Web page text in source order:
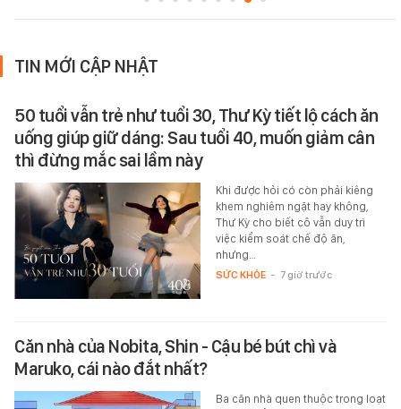
TIN MỚI CẬP NHẬT
50 tuổi vẫn trẻ như tuổi 30, Thư Kỳ tiết lộ cách ăn
uống giúp giữ dáng: Sau tuổi 40, muốn giảm cân
thì đừng mắc sai lầm này
Khi được hỏi có còn phải kiêng
khem nghiêm ngặt hay không,
Thư Kỳ cho biết cô vẫn duy trì
việc kiểm soát chế độ ăn,
nhưng…
SỨC KHỎE - 7 giờ trước
Căn nhà của Nobita, Shin - Cậu bé bút chì và
Maruko, cái nào đắt nhất?
Ba căn nhà quen thuộc trong loạt